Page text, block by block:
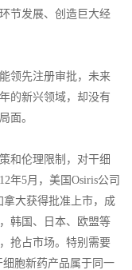
节发展、创造巨大经
领先注册审批，未来
的新兴领域，却没有
面。
和伦理限制，对干细
年5月，美国Osiris公司
拿大获得批准上市，成
韩国、日本、欧盟等
抢占市场。特别需要
胞新药产品属于同一